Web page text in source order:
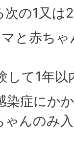
次の1又
と赤ち
して1年以
染症にか
んのみ